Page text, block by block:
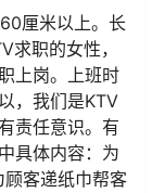
厘米以上。长
求职的女性，
上岗。上班时
，我们是KTV
责任意识。有
具体内容：为
客递纸巾帮客